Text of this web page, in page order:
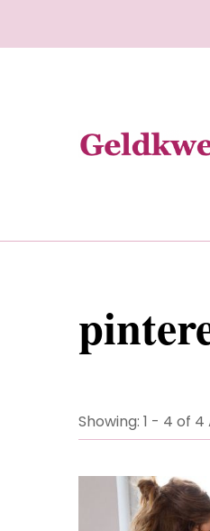
Showing: 1 - 4 of